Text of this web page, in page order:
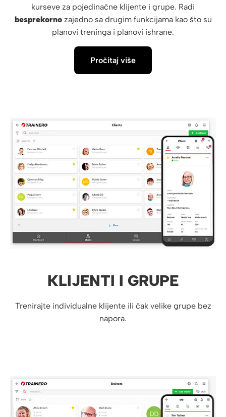
kurseve za pojedinačne klijente i grupe. Radi
besprekornozajedno sa drugim funkcijama kao što su
planovi treninga i planovi ishrane.
Pročitaj više
KLIJENTI I GRUPE
Trenirajte individualne klijente ili čak velike grupe bez
napora.